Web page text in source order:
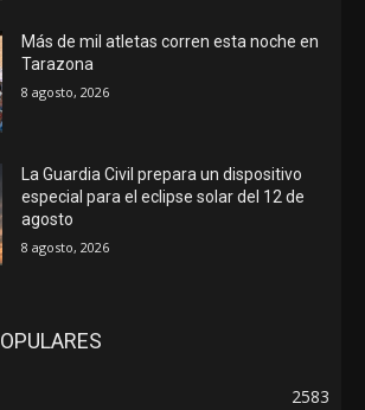
Más de mil atletas corren esta noche en
Tarazona
8 agosto, 2026
La Guardia Civil prepara un dispositivo
especial para el eclipse solar del 12 de
agosto
8 agosto, 2026
2583